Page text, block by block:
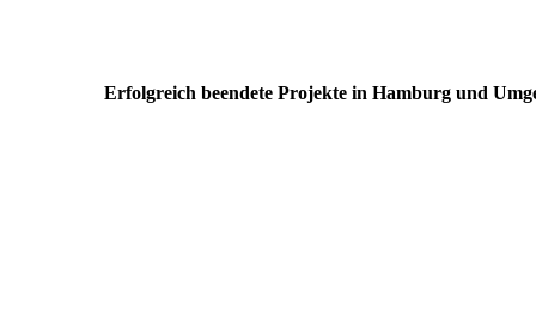
Erfolgreich beendete Projekte in Hamburg und